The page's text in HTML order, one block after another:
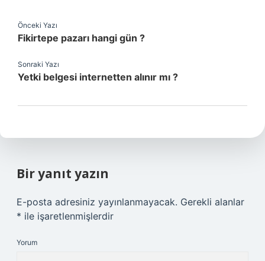
Önceki Yazı
Fikirtepe pazarı hangi gün ?
Sonraki Yazı
Yetki belgesi internetten alınır mı ?
Bir yanıt yazın
E-posta adresiniz yayınlanmayacak. Gerekli alanlar
* ile işaretlenmişlerdir
Yorum